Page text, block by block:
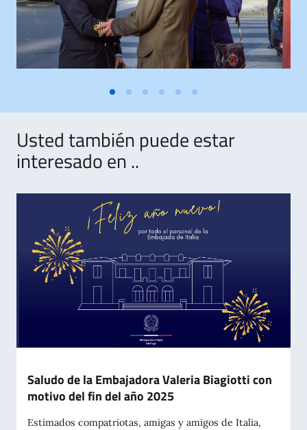
Usted también puede estar
interesado en ..
Saludo de la Embajadora Valeria Biagiotti con
motivo del fin del año 2025
Estimados compatriotas, amigas y amigos de Italia,